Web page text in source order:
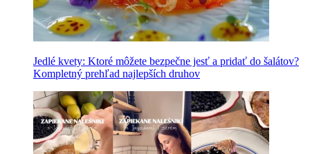
Jedlé kvety: Ktoré môžete bezpečne jesť a pridať do šalátov?
Kompletný prehľad najlepších druhov